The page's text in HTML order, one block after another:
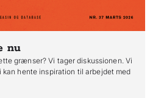
nu
grænser? Vi tager diskussionen. Vi
hente inspiration til arbejdet med